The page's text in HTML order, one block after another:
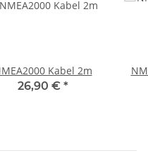
Kabel 2m
26,90 € *